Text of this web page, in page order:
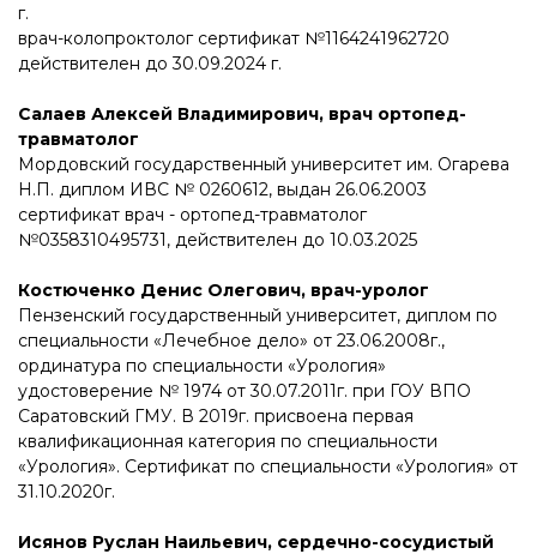
г.
врач-колопроктолог сертификат №1164241962720
действителен до 30.09.2024 г.
Салаев Алексей Владимирович, врач ортопед-
травматолог
Мордовский государственный университет им. Огарева
Н.П. диплом ИВС № 0260612, выдан 26.06.2003
сертификат врач - ортопед-травматолог
№0358310495731, действителен до 10.03.2025
Костюченко Денис Олегович, врач-уролог
Пензенский государственный университет, диплом по
специальности «Лечебное дело» от 23.06.2008г.,
ординатура по специальности «Урология»
удостоверение № 1974 от 30.07.2011г. при ГОУ ВПО
Саратовский ГМУ. В 2019г. присвоена первая
квалификационная категория по специальности
«Урология». Сертификат по специальности «Урология» от
31.10.2020г.
Исянов Руслан Наильевич, сердечно-сосудистый